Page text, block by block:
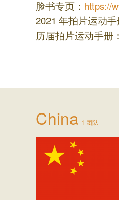
脸书专页： https://
2021 年拍片运动手
历届拍片运动手册：
China 1 团队